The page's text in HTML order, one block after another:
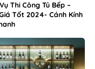
Thi Công Tủ Bếp –
Tốt 2024- Cánh Kính